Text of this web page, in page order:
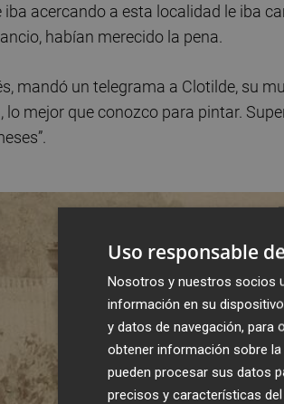
iba acercando a esta localidad le iba
habían merecido la pena.
mandó un telegrama a Clotilde, su
lo mejor que conozco para pintar.
Uso responsable
Nosotros y nuestros socios
información en su
y datos de navegación, para
obtener información sobre
pueden procesar sus datos
precisos y características